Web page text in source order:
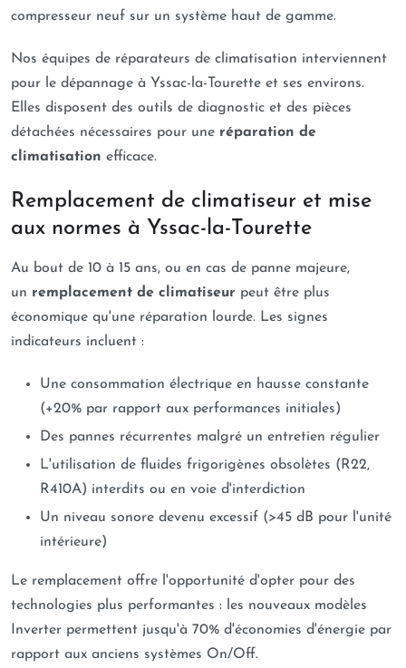
compresseur neuf sur un système haut de gamme.
Nos équipes de réparateurs de climatisation interviennent
pour le dépannage à Yssac-la-Tourette et ses environs.
Elles disposent des outils de diagnostic et des pièces
détachées nécessaires pour une réparation de
climatisation efficace.
Remplacement de climatiseur et mise
aux normes à Yssac-la-Tourette
Au bout de 10 à 15 ans, ou en cas de panne majeure,
un remplacement de climatiseur peut être plus
économique qu'une réparation lourde. Les signes
indicateurs incluent :
Une consommation électrique en hausse constante
(+20% par rapport aux performances initiales)
Des pannes récurrentes malgré un entretien régulier
L'utilisation de fluides frigorigènes obsolètes (R22,
R410A) interdits ou en voie d'interdiction
Un niveau sonore devenu excessif (>45 dB pour l'unité
intérieure)
Le remplacement offre l'opportunité d'opter pour des
technologies plus performantes : les nouveaux modèles
Inverter permettent jusqu'à 70% d'économies d'énergie par
rapport aux anciens systèmes On/Off.